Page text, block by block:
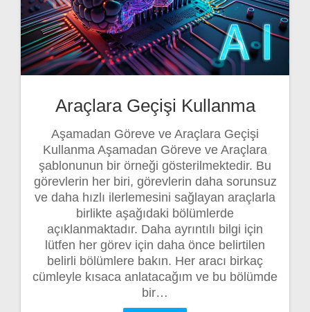
Araçlara Geçişi Kullanma
Aşamadan Göreve ve Araçlara Geçişi
Kullanma Aşamadan Göreve ve Araçlara
şablonunun bir örneği gösterilmektedir. Bu
görevlerin her biri, görevlerin daha sorunsuz
ve daha hızlı ilerlemesini sağlayan araçlarla
birlikte aşağıdaki bölümlerde
açıklanmaktadır. Daha ayrıntılı bilgi için
lütfen her görev için daha önce belirtilen
belirli bölümlere bakın. Her aracı birkaç
cümleyle kısaca anlatacağım ve bu bölümde
bir…